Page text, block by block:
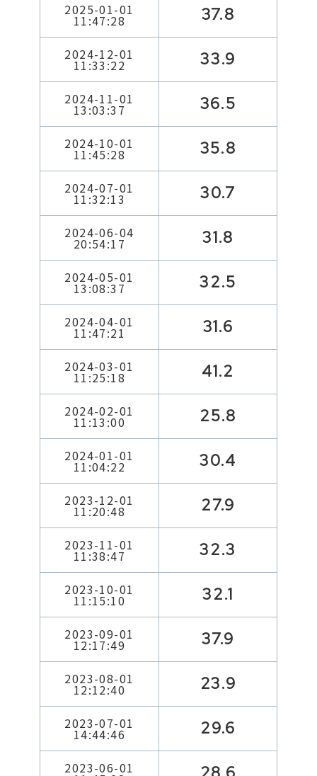
2025-01-01
11:47:28 37.8
2024-12-01
11:33:22 33.9
2024-11-01
13:03:37 36.5
2024-10-01
11:45:28 35.8
2024-07-01
11:32:13 30.7
2024-06-04
20:54:17 31.8
2024-05-01
13:08:37 32.5
2024-04-01
11:47:21 31.6
2024-03-01
11:25:18 41.2
2024-02-01
11:13:00 25.8
2024-01-01
11:04:22 30.4
2023-12-01
11:20:48 27.9
2023-11-01
11:38:47 32.3
2023-10-01
11:15:10 32.1
2023-09-01
12:17:49 37.9
2023-08-01
12:12:40 23.9
2023-07-01
14:44:46 29.6
2023-06-01